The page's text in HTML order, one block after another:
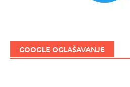
GOOGLE OGLAŠAVANJE